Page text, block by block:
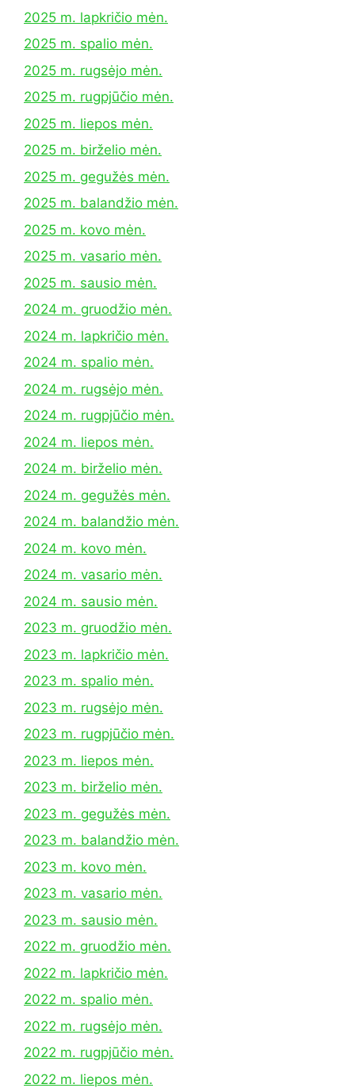
2025 m. lapkričio mėn.
2025 m. spalio mėn.
2025 m. rugsėjo mėn.
2025 m. rugpjūčio mėn.
2025 m. liepos mėn.
2025 m. birželio mėn.
2025 m. gegužės mėn.
2025 m. balandžio mėn.
2025 m. kovo mėn.
2025 m. vasario mėn.
2025 m. sausio mėn.
2024 m. gruodžio mėn.
2024 m. lapkričio mėn.
2024 m. spalio mėn.
2024 m. rugsėjo mėn.
2024 m. rugpjūčio mėn.
2024 m. liepos mėn.
2024 m. birželio mėn.
2024 m. gegužės mėn.
2024 m. balandžio mėn.
2024 m. kovo mėn.
2024 m. vasario mėn.
2024 m. sausio mėn.
2023 m. gruodžio mėn.
2023 m. lapkričio mėn.
2023 m. spalio mėn.
2023 m. rugsėjo mėn.
2023 m. rugpjūčio mėn.
2023 m. liepos mėn.
2023 m. birželio mėn.
2023 m. gegužės mėn.
2023 m. balandžio mėn.
2023 m. kovo mėn.
2023 m. vasario mėn.
2023 m. sausio mėn.
2022 m. gruodžio mėn.
2022 m. lapkričio mėn.
2022 m. spalio mėn.
2022 m. rugsėjo mėn.
2022 m. rugpjūčio mėn.
2022 m. liepos mėn.